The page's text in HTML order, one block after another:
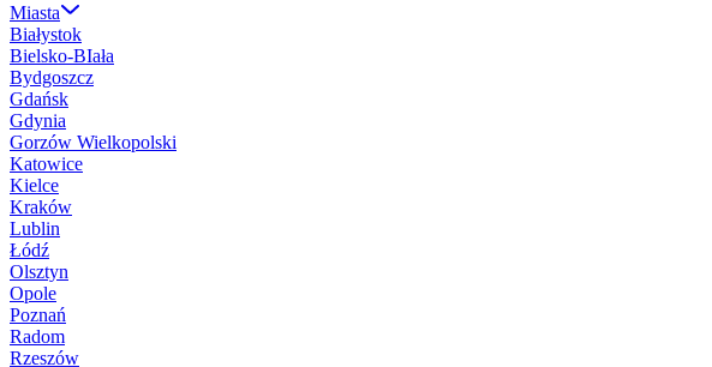
Miasta
Białystok
Bielsko-BIała
Bydgoszcz
Gdańsk
Gdynia
Gorzów Wielkopolski
Katowice
Kielce
Kraków
Lublin
Łódź
Olsztyn
Opole
Poznań
Radom
Rzeszów